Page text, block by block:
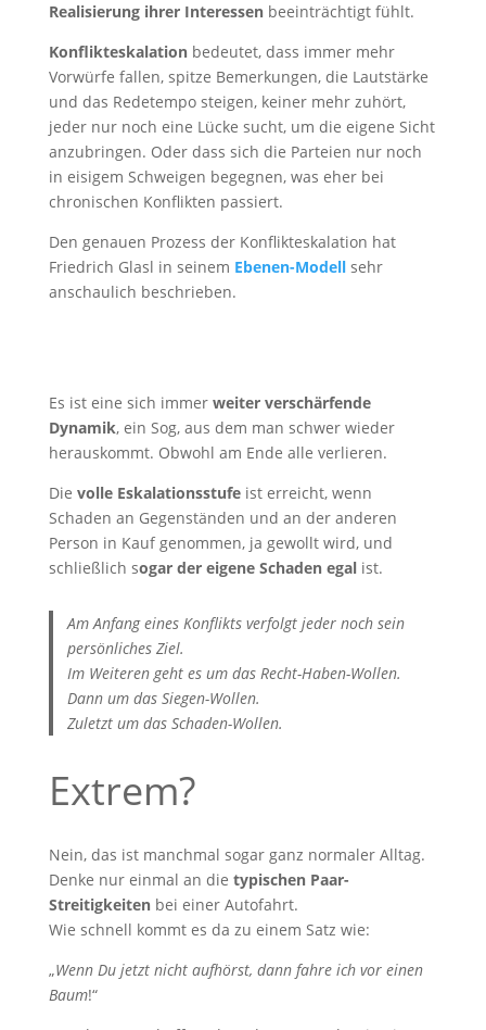
Realisierung ihrer Interessen beeinträchtigt fühlt.
Konflikteskalationbedeutet, dass immer mehr
Vorwürfe fallen, spitze Bemerkungen, die Lautstärke
und das Redetempo steigen, keiner mehr zuhört,
jeder nur noch eine Lücke sucht, um die eigene Sicht
anzubringen. Oder dass sich die Parteien nur noch
in eisigem Schweigen begegnen, was eher bei
chronischen Konflikten passiert.
Den genauen Prozess der Konflikteskalation hat
Friedrich Glasl in seinem Ebenen-Modellsehr
anschaulich beschrieben.
Es ist eine sich immerweiter verschärfende
Dynamik, ein Sog, aus dem man schwer wieder
herauskommt. Obwohl am Ende alle verlieren.
Die volle Eskalationsstufeist erreicht, wenn
Schaden an Gegenständen und an der anderen
Person in Kauf genommen, ja gewollt wird, und
schließlich sogar der eigene Schaden egal ist.
Am Anfang eines Konflikts verfolgt jeder noch sein
persönliches Ziel.
Im Weiteren geht es um das Recht-Haben-Wollen.
Dann um das Siegen-Wollen.
Zuletzt um das Schaden-Wollen.
Extrem?
Nein, das ist manchmal sogar ganz normaler Alltag.
Denke nur einmal an die typischen Paar-
Streitigkeiten bei einer Autofahrt.
Wie schnell kommt es da zu einem Satz wie:
„Wenn Du jetzt nicht aufhörst, dann fahre ich vor einen
Baum!“